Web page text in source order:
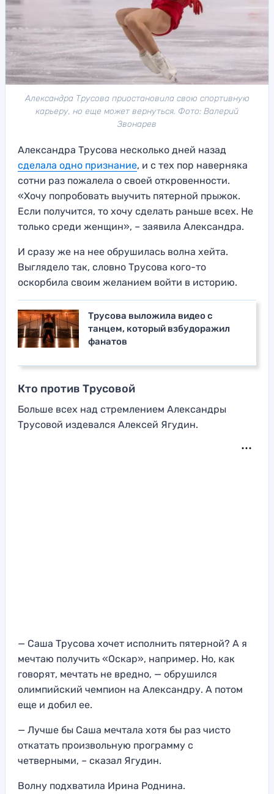
Александра Трусова приостановила свою спортивную
карьеру, но еще может вернуться. Фото: Валерий
Звонарев
Александра Трусова несколько дней назад
сделала одно признание, и с тех пор наверняка
сотни раз пожалела о своей откровенности.
«Хочу попробовать выучить пятерной прыжок.
Если получится, то хочу сделать раньше всех. Не
только среди женщин», – заявила Александра.
И сразу же на нее обрушилась волна хейта.
Выглядело так, словно Трусова кого-то
оскорбила своим желанием войти в историю.
Трусова выложила видео с
танцем, который взбудоражил
фанатов
Кто против Трусовой
Больше всех над стремлением Александры
Трусовой издевался Алексей Ягудин.
— Саша Трусова хочет исполнить пятерной? А я
мечтаю получить «Оскар», например. Но, как
говорят, мечтать не вредно, — обрушился
олимпийский чемпион на Александру. А потом
еще и добил ее.
— Лучше бы Саша мечтала хотя бы раз чисто
откатать произвольную программу с
четверными, – сказал Ягудин.
Волну подхватила Ирина Роднина.